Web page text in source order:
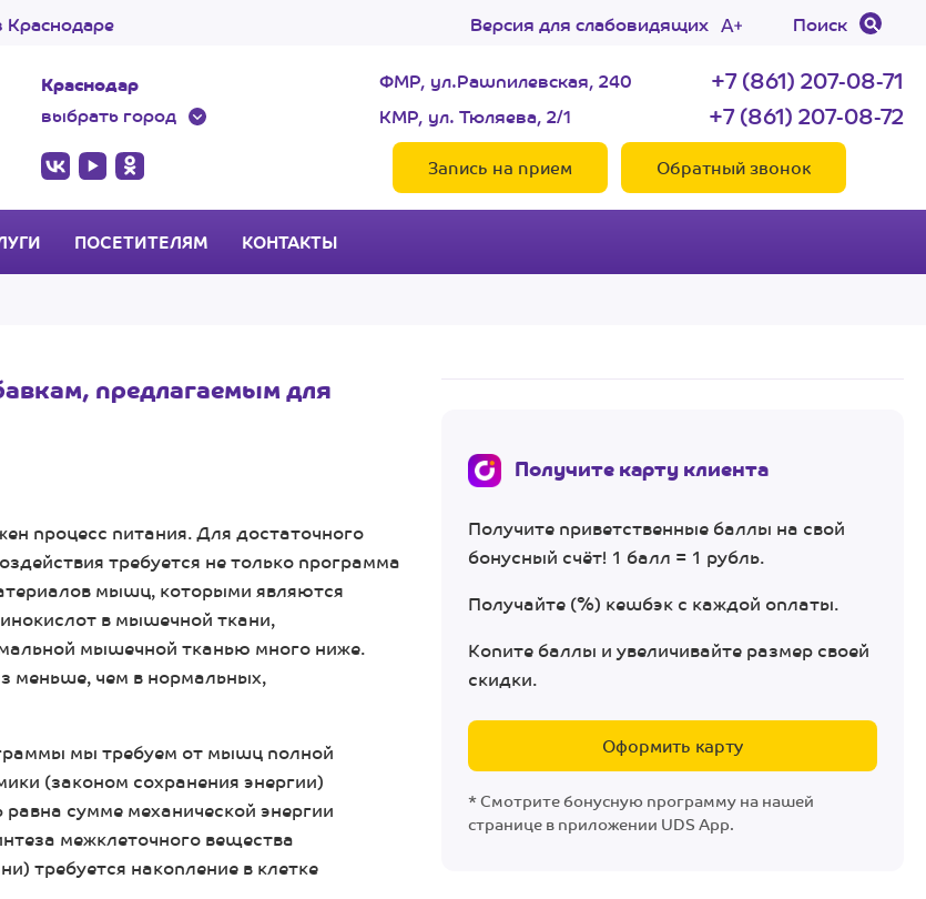
Версия для слабовидящих
Поиск
Краснодар
выбрать город
ФМР, ул.Рашпилевская, 240 +7 (861) 207-08-71
КМР, ул. Тюляева, 2/1 +7 (861) 207-08-72
Запись на прием Обратный звонок
ПОСЕТИТЕЛЯМ КОНТАКТЫ
Получите карту клиента
Получите приветственные баллы на свой
бонусный счёт! 1 балл = 1 рубль.
Получайте (%) кешбэк с каждой оплаты.
Копите баллы и увеличивайте размер своей
скидки.
Оформить карту
* Смотрите бонусную программу на нашей
странице в приложении UDS App.
предлагаемым для
процесс питания. Для достаточного
требуется не только программа
мышц, которыми являются
в мышечной ткани,
мышечной тканью много ниже.
меньше, чем в нормальных,
мы требуем от мышц полной
(законом сохранения энергии)
сумме механической энергии
межклеточного вещества
требуется накопление в клетке